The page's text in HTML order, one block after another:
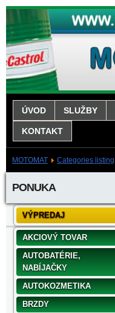
ÚVOD SLUŽBY
KONTAKT
MOTOMAT Categories listing
PONUKA
VÝPREDAJ
AKCIOVÝ TOVAR
AUTOBATÉRIE,
NABÍJAČKY
AUTOKOZMETIKA
BRZDY